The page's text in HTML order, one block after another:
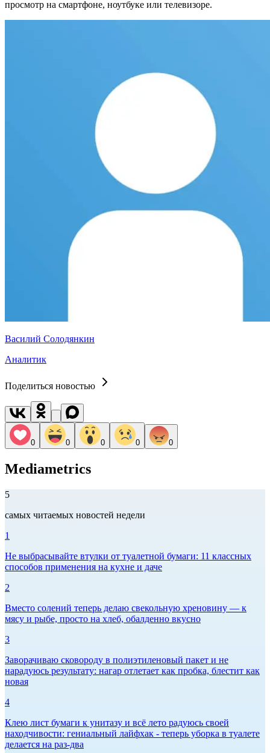
просмотр на смартфоне, ноутбуке или телевизоре.
Василий Солодянкин
Аналитик
Поделиться новостью
0 0 0 0 0
Mediametrics
5
самых читаемых новостей недели
1
Не выбрасывайте втулки от туалетной бумаги: 11 классных
способов применения на кухне и даче
2
Вместо солений теперь делаю свекольную хреновину — к
мясу и рыбе, просто на хлеб, обалденно вкусно
3
Заворачиваю сковороду в полиэтиленовый пакет и не
нарадуюсь результату: нагар отлетает как пробка, блестит как
новая
4
Клею лист бумаги к унитазу и всё лето радуюсь своей
находчивости: гениальный лайфхак - теперь уборка в туалете
делается на раз-два